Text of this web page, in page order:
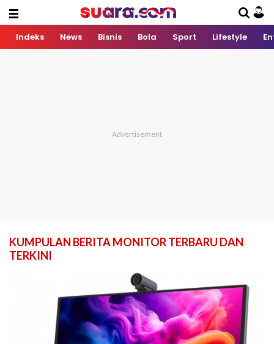
Indeks News Bisnis Bola Sport Lifestyle
KUMPULAN BERITA MONITOR TERBARU DAN
TERKINI